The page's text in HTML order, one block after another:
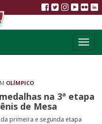
OLÍMPICO
na 3ª etapa
de Mesa
primeira e segunda etapa